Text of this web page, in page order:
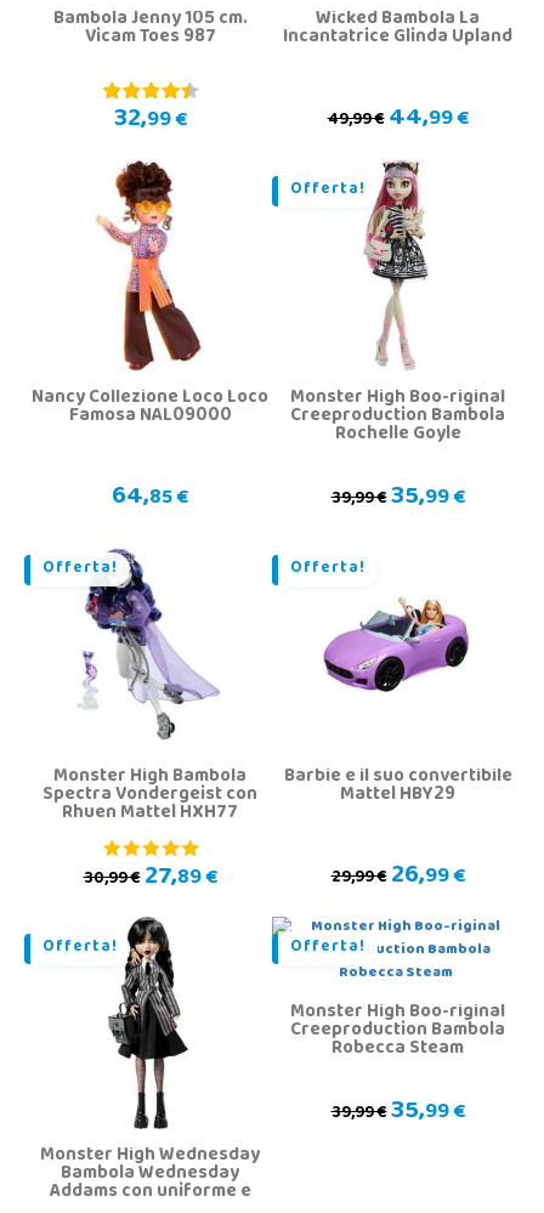
Bambola Jenny 105 cm.
Vicam Toes 987
32,99 €
Wicked Bambola La
Incantatrice Glinda Upland
49,99 €44,99 €
Nancy Collezione Loco Loco
Famosa NAL09000
64,85 €
Offerta!
Monster High Boo-riginal
Creeproduction Bambola
Rochelle Goyle
39,99 €35,99 €
Offerta!
Monster High Bambola
Spectra Vondergeist con
Rhuen Mattel HXH77
30,99 €27,89 €
Offerta!
Barbie e il suo convertibile
Mattel HBY29
29,99 €26,99 €
Offerta!
Monster High Wednesday
Bambola Wednesday
Addams con uniforme e
Offerta!
Monster High Boo-riginal
Creeproduction Bambola
Robecca Steam
39,99 €35,99 €